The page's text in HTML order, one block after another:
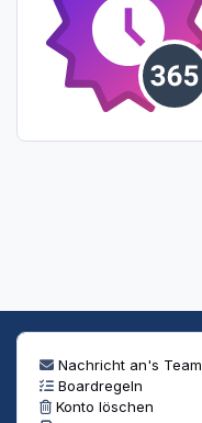
Nachricht an's Team
Boardregeln
Konto löschen